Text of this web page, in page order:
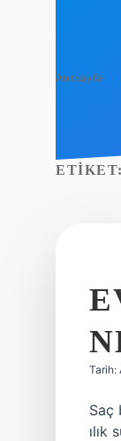
Anasayfa
ETIKET:
Tarih:
Saç
ılık